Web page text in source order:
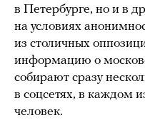
в Петербурге, но и в
на условиях
из столичных
информацию о
собирают сразу
в соцсетях, в каждом
человек.